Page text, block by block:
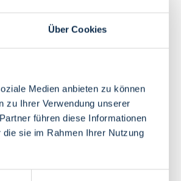
Über Cookies
Medien anbieten zu können
zu Ihrer Verwendung unserer
führen diese Informationen
sie im Rahmen Ihrer Nutzung